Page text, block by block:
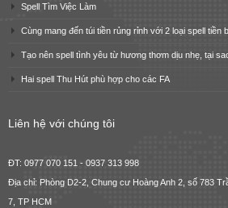
Spell Tìm Việc Làm
Cùng mang đến túi tiền rủng rỉnh với 2 loại spell tiền
Tạo nên spell tình yêu từ hương thơm dịu nhẹ, tại
Hai spell Thu Hút phù hợp cho các FA
Liên hệ với chúng tôi
ĐT: 0977 070 151 - 0937 313 998
Địa chỉ: Phòng D2-2, Chung cư Hoàng Anh 2, số 783
7, TP HCM